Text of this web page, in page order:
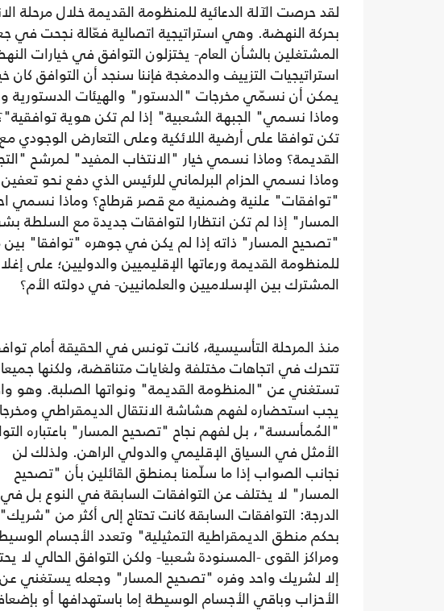
لقد حرصت الآلة الدعائية للمنظومة القديمة خلال مرحلة
بحركة النهضة. وهي استراتيجية اتصالية فعّالة نجحت
المشتغلين بالشأن العام- يختزلون التوافق في خيارات
استراتيجيات التزييف والدمغجة فإننا سنجد أن التوافق كان
يمكن أن نسمّي مخرجات "الدستور" والهيئات الدستورية
وماذا نسمي" الجبهة الشعبية" إذا لم تكن هوية
تكن توافقا على أرضية اللائكية وعلى التعارض الوجودي
القديمة؟ وماذا نسمي خيار "الانتخاب المفيد" لمرشح
وماذا نسمي الحزام البرلماني للرئيس الذي دفع نحو
"توافقات" علنية وضمنية مع قصر قرطاج؟ وماذا نسمي
المسار" إذا لم تكن انتظارا لتوافقات جديدة مع السلطة
"تصحيح المسار" ذاته إذا لم يكن في جوهره "توافقا" بين
للمنظومة القديمة ورعاتها الإقليميين والدوليين؛ على
المشترك بين الإسلاميين والعلمانيين- في دولته الأم؟
منذ المرحلة التأسيسية، كانت تونس في الحقيقة أمام
تتحرك في اتجاهات مختلفة ولغايات متناقضة، ولكنها
تستغني عن "المنظومة القديمة" ونواتها الصلبة. وهو
يجب استحضاره لفهم هشاشة الانتقال الديمقراطي
"المُمأسسة"، بل لفهم نجاح "تصحيح المسار" باعتباره
الأمثل في السياق الإقليمي والدولي الراهن. ولذلك لن
نجانب الصواب إذا ما سلّمنا بمنطق القائلين بأن "تصحيح
المسار" لا يختلف عن التوافقات السابقة في النوع بل في
الدرجة: التوافقات السابقة كانت تحتاج إلى أكثر من "شريك"
بحكم منطق الديمقراطية التمثيلية" وتعدد الأجسام
ومراكز القوى -المسنودة شعبيا- ولكن التوافق الحالي لا
إلا لشريك واحد وفره "تصحيح المسار" وجعله يستغني عن
الأحزاب وباقي الأجسام الوسيطة إما باستهدافها أو